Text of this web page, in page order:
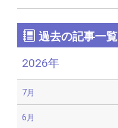
過去の記事一覧
2026年
7月
6月